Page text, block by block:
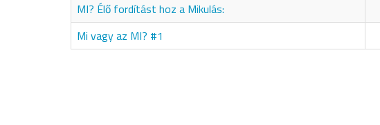
MI? Élő fordítást hoz a Mikulás:
Mi vagy az MI? #1